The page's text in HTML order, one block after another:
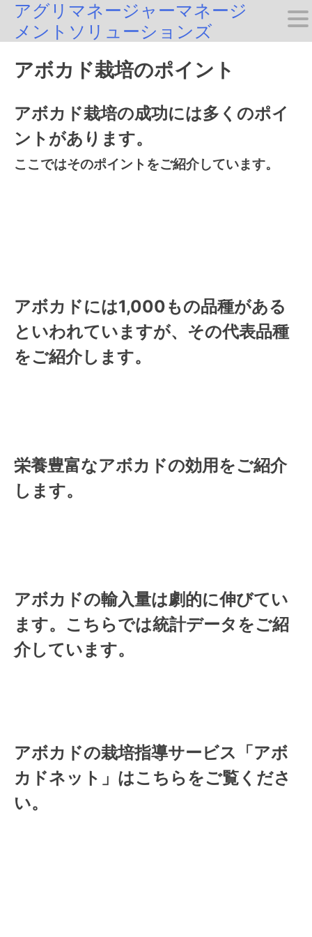
Skipアグリマネージャーマネージ
メントソリューションズ
アボカド栽培のポイント
アボカド栽培の成功には多くのポイ
ントがあります。
ここではそのポイントをご紹介しています。
アボカドには1,000もの品種がある
といわれていますが、その代表品種
をご紹介します。
栄養豊富なアボカドの効用をご紹介
します。
アボカドの輸入量は劇的に伸びてい
ます。こちらでは統計データをご紹
介しています。
アボカドの栽培指導サービス「アボ
カドネット」はこちらをご覧くださ
い。